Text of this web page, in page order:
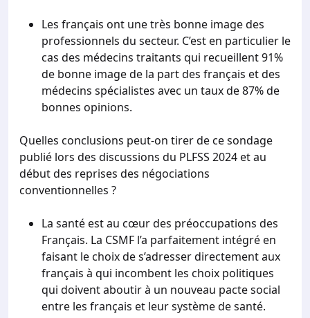
Les français ont une très bonne image des
professionnels du secteur. C’est en particulier le
cas des médecins traitants qui recueillent 91%
de bonne image de la part des français et des
médecins spécialistes avec un taux de 87% de
bonnes opinions.
Quelles conclusions peut-on tirer de ce sondage
publié lors des discussions du PLFSS 2024 et au
début des reprises des négociations
conventionnelles ?
La santé est au cœur des préoccupations des
Français. La CSMF l’a parfaitement intégré en
faisant le choix de s’adresser directement aux
français à qui incombent les choix politiques
qui doivent aboutir à un nouveau pacte social
entre les français et leur système de santé.